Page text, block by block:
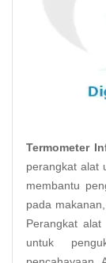
Termometer
perangkat alat
membantu
pada
Perangkat
untuk